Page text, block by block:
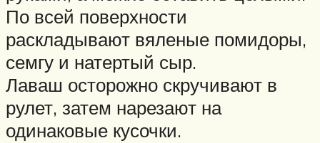
По всей поверхности
раскладывают вяленые помидоры,
семгу и натертый сыр.
Лаваш осторожно скручивают в
рулет, затем нарезают на
одинаковые кусочки.